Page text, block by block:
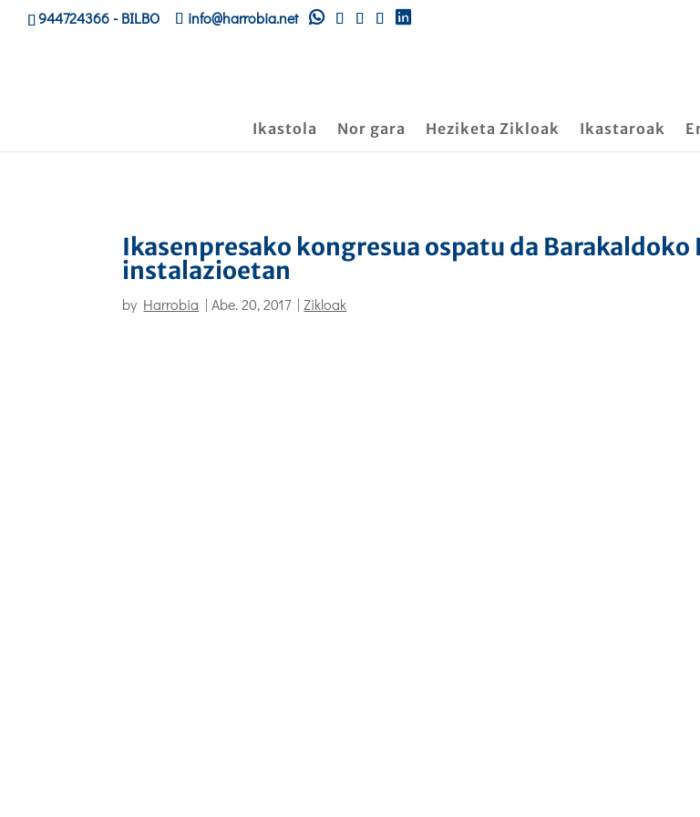
944724366- BILBO info@harrobia.net
Ikastola Nor gara Heziketa Zikloak Ikastaroak
Ikasenpresako kongresua ospatu da Barakaldoko
instalazioetan
by Harrobia |Abe. 20, 2017 |Zikloak